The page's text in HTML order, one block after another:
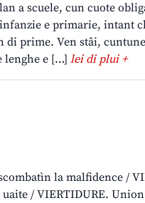
a scuele, cun cuote
e primarie, intant
di prime. Ven stâi,
lenghe e […] lei di plui +
la malfidence /
/ VIERTIDURE.